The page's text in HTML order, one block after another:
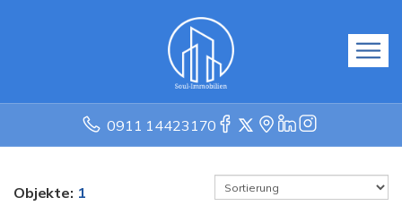
0911 14423170
Objekte: 1